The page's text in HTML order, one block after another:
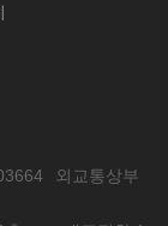
외교통상부